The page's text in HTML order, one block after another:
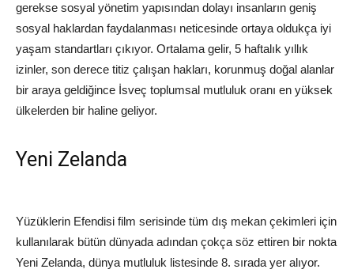
gerekse sosyal yönetim yapısından dolayı insanların geniş
sosyal haklardan faydalanması neticesinde ortaya oldukça iyi
yaşam standartları çıkıyor. Ortalama gelir, 5 haftalık yıllık
izinler, son derece titiz çalışan hakları, korunmuş doğal alanlar
bir araya geldiğince İsveç toplumsal mutluluk oranı en yüksek
ülkelerden bir haline geliyor.
Yeni Zelanda
Yüzüklerin Efendisi film serisinde tüm dış mekan çekimleri için
kullanılarak bütün dünyada adından çokça söz ettiren bir nokta
Yeni Zelanda, dünya mutluluk listesinde 8. sırada yer alıyor.